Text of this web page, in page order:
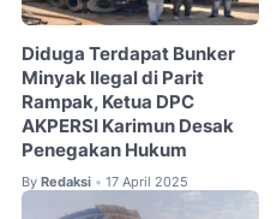
Diduga Terdapat Bunker
Minyak Ilegal di Parit
Rampak, Ketua DPC
AKPERSI Karimun Desak
Penegakan Hukum
By Redaksi • 17 April 2025